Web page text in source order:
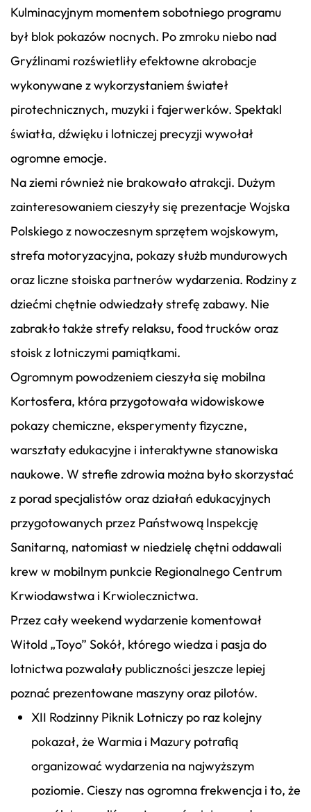
Kulminacyjnym momentem sobotniego programu
był blok pokazów nocnych. Po zmroku niebo nad
Gryźlinami rozświetliły efektowne akrobacje
wykonywane z wykorzystaniem świateł
pirotechnicznych, muzyki i fajerwerków. Spektakl
światła, dźwięku i lotniczej precyzji wywołał
ogromne emocje.
Na ziemi również nie brakowało atrakcji. Dużym
zainteresowaniem cieszyły się prezentacje Wojska
Polskiego z nowoczesnym sprzętem wojskowym,
strefa motoryzacyjna, pokazy służb mundurowych
oraz liczne stoiska partnerów wydarzenia. Rodziny z
dziećmi chętnie odwiedzały strefę zabawy. Nie
zabrakło także strefy relaksu, food trucków oraz
stoisk z lotniczymi pamiątkami.
Ogromnym powodzeniem cieszyła się mobilna
Kortosfera, która przygotowała widowiskowe
pokazy chemiczne, eksperymenty fizyczne,
warsztaty edukacyjne i interaktywne stanowiska
naukowe. W strefie zdrowia można było skorzystać
z porad specjalistów oraz działań edukacyjnych
przygotowanych przez Państwową Inspekcję
Sanitarną, natomiast w niedzielę chętni oddawali
krew w mobilnym punkcie Regionalnego Centrum
Krwiodawstwa i Krwiolecznictwa.
Przez cały weekend wydarzenie komentował
Witold „Toyo” Sokół, którego wiedza i pasja do
lotnictwa pozwalały publiczności jeszcze lepiej
poznać prezentowane maszyny oraz pilotów.
XII Rodzinny Piknik Lotniczy po raz kolejny
pokazał, że Warmia i Mazury potrafią
organizować wydarzenia na najwyższym
poziomie. Cieszy nas ogromna frekwencja i to, że